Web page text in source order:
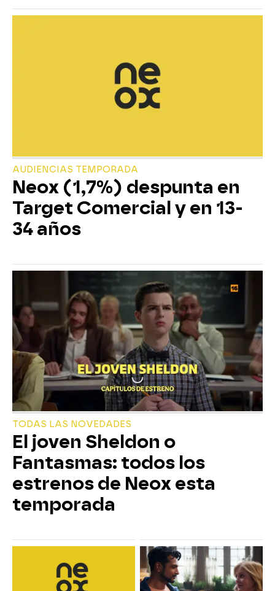
AUDIENCIAS TEMPORADA
Neox (1,7%) despunta en
Target Comercial y en 13-
34 años
TODAS LAS NOVEDADES
El joven Sheldon o
Fantasmas: todos los
estrenos de Neox esta
temporada